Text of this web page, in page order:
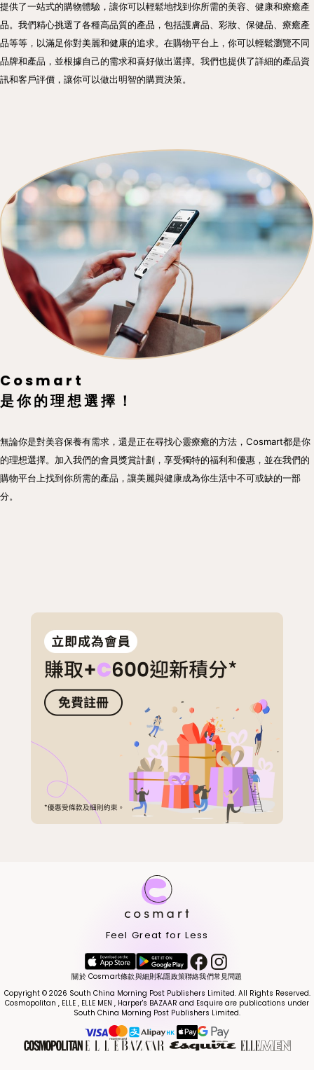
提供了一站式的購物體驗，讓你可以輕鬆地找到你所需的美容、健康和療癒產
品。我們精心挑選了各種高品質的產品，包括護膚品、彩妝、保健品、療癒產
品等等，以滿足你對美麗和健康的追求。在購物平台上，你可以輕鬆瀏覽不同
品牌和產品，並根據自己的需求和喜好做出選擇。我們也提供了詳細的產品資
訊和客戶評價，讓你可以做出明智的購買決策。
Cosmart
是你的理想選擇！
無論你是對美容保養有需求，還是正在尋找心靈療癒的方法，Cosmart都是你
的理想選擇。加入我們的會員獎賞計劃，享受獨特的福利和優惠，並在我們的
購物平台上找到你所需的產品，讓美麗與健康成為你生活中不可或缺的一部
分。
Feel Great for Less
關於 Cosmart條款與細則私隱政策聯絡我們常見問題
Copyright © 2026 South China Morning Post Publishers Limited. All Rights Reserved.
Cosmopolitan , ELLE , ELLE MEN , Harper's BAZAAR and Esquire are publications under
South China Morning Post Publishers Limited.